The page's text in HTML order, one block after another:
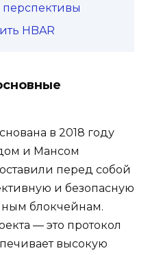
HBAR
в 2018 году
и Мансом
перед собой
и безопасную
блокчейнам.
— это протокол
высокую